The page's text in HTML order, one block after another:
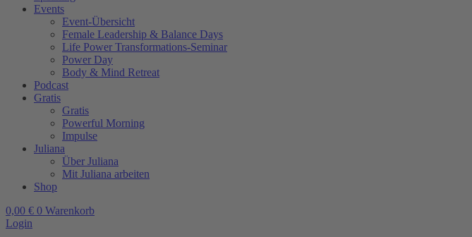
Events
Event-Übersicht
Female Leadership & Balance Days
Life Power Transformations-Seminar
Power Day
Body & Mind Retreat
Podcast
Gratis
Gratis
Powerful Morning
Impulse
Juliana
Über Juliana
Mit Juliana arbeiten
Shop
0,00 € 0 Warenkorb
Login